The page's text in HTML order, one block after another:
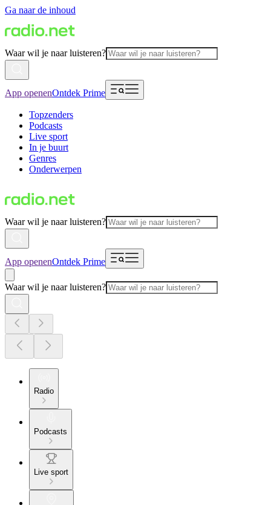
Ga naar de inhoud
Waar wil je naar luisteren?
App openenOntdek Prime
Topzenders
Podcasts
Live sport
In je buurt
Genres
Onderwerpen
Waar wil je naar luisteren?
App openenOntdek Prime
Waar wil je naar luisteren?
Radio
Podcasts
Live sport